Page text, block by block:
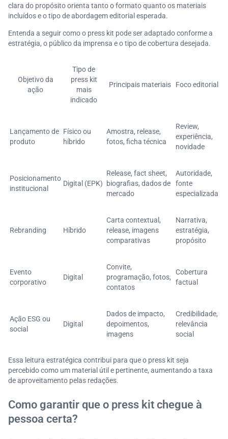
clara do propósito orienta tanto o formato quanto os materiais
incluídos e o tipo de abordagem editorial esperada.
Entenda a seguir como o press kit pode ser adaptado conforme a
estratégia, o público da imprensa e o tipo de cobertura desejada.
Objetivo da
ação
Tipo de
press kit
mais
indicado
Principais materiais Foco editorial
Lançamento de
produto
Físico ou
híbrido
Amostra, release,
fotos, ficha técnica
Review,
experiência,
novidade
Posicionamento
institucional
Digital (EPK)
Release, fact sheet,
biografias, dados de
mercado
Autoridade,
fonte
especializada
Rebranding Híbrido
Carta contextual,
release, imagens
comparativas
Narrativa,
estratégia,
propósito
Evento
corporativo
Digital
Convite,
programação, fotos,
contatos
Cobertura
factual
Ação ESG ou
social
Digital
Dados de impacto,
depoimentos,
imagens
Credibilidade,
relevância
social
Essa leitura estratégica contribui para que o press kit seja
percebido como um material útil e pertinente, aumentando a taxa
de aproveitamento pelas redações.
Como garantir que o press kit chegue à
pessoa certa?